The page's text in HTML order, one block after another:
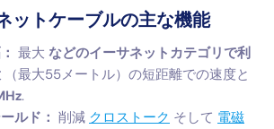
ットケーブルの主な機能
最大 などのイーサネットカテゴリで利
（最大55メートル）の短距離での速度と
.
ルド： 削減 クロストーク そして 電磁